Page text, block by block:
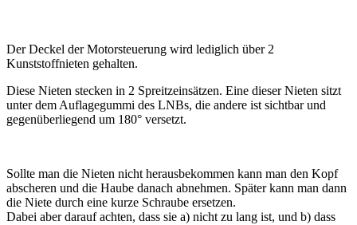
Der Deckel der Motorsteuerung wird lediglich über 2
Kunststoffnieten gehalten.
Diese Nieten stecken in 2 Spreitzeinsätzen. Eine dieser Nieten sitzt
unter dem Auflagegummi des LNBs, die andere ist sichtbar und
gegenüberliegend um 180° versetzt.
Sollte man die Nieten nicht herausbekommen kann man den Kopf
abscheren und die Haube danach abnehmen. Später kann man dann
die Niete durch eine kurze Schraube ersetzen.
Dabei aber darauf achten, dass sie a) nicht zu lang ist, und b) dass